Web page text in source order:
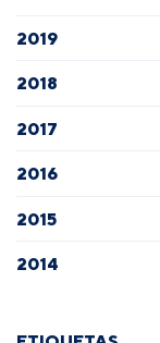
2019
2018
2017
2016
2015
2014